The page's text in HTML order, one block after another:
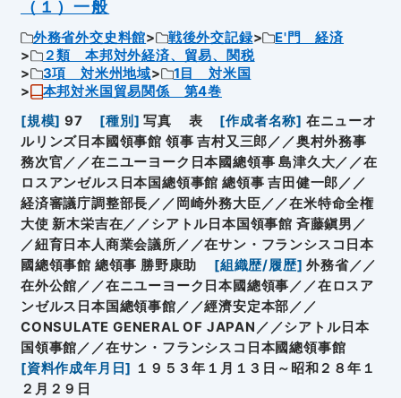
（１）一般
外務省外交史料館 戦後外交記録
E'門 経済
２類 本邦対外経済、貿易、関税
3項 対米州地域
1目 対米国
本邦対米国貿易関係 第4巻
[規模] 97 [種別 ] 写真 表 [作成者名称] 在ニューオ
ルリンズ日本國領事館 領事 吉村又三郎／／奥村外務事
務次官／／在ニユーヨーク日本國總領事 島津久大／／在
ロスアンゼルス日本国總領事館 總領事 吉田健一郎／／
経済審議庁調整部長／／岡崎外務大臣／／在米特命全権
大使 新木栄吉在／／シアトル日本国領事館 斉藤鎭男／
／紐育日本人商業会議所／／在サン・フランシスコ日本
國總領事館 總領事 勝野康助
[組織歴/履歴] 外務省／／
在外公館／／在ニユーヨーク日本國總領事／／在ロスア
ンゼルス日本国總領事館／／經濟安定本部／／
CONSULATE GENERAL OF JAPAN／／シアトル日本
国領事館／／在サン・フランシスコ日本國總領事館
[資料作成年月日] １９５３年１月１３日～昭和２８年１
２月２９日